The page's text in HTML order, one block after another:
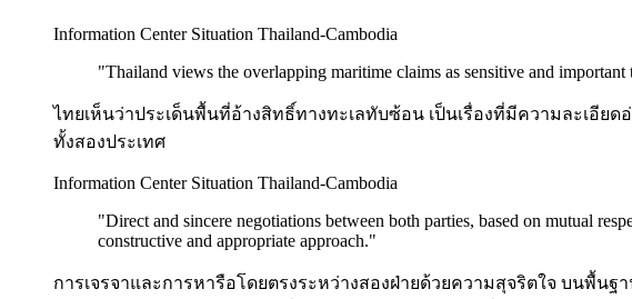
Information Center Situation Thailand-Cambodia
"Thailand views the overlapping maritime claims as sensitive and important
ไทยเห็นว่าประเด็นพื้นที่อ้างสิทธิ์ทางทะเลทับซ้อน เป็นเรื่องที่มีความละเอี
ทั้งสองประเทศ
Information Center Situation Thailand-Cambodia
"Direct and sincere negotiations between both parties, based on mutual
constructive and appropriate approach."
การเจรจาและการหารือโดยตรงระหว่างสองฝ่ายด้วยความสุจริตใจ บนพื้น